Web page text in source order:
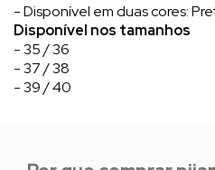
- Disponível em duas cores:
Disponível nos tamanhos
- 35 / 36
- 37 / 38
- 39 / 40